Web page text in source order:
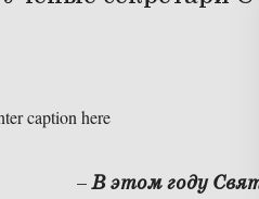
–В этом году